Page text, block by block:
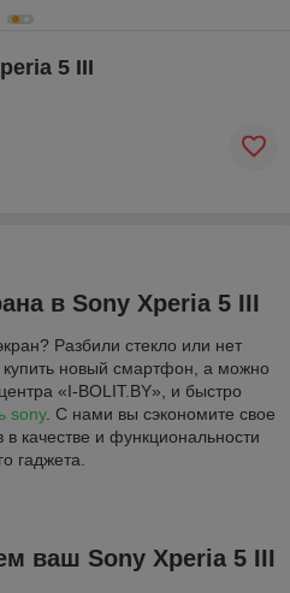
5 III
в Sony Xperia 5 III
Разбили стекло или нет
новый смартфон, а можно
«I-BOLIT.BY», и быстро
sony. С нами вы сэкономите свое
качестве и функциональности
гаджета.
ваш Sony Xperia 5 III